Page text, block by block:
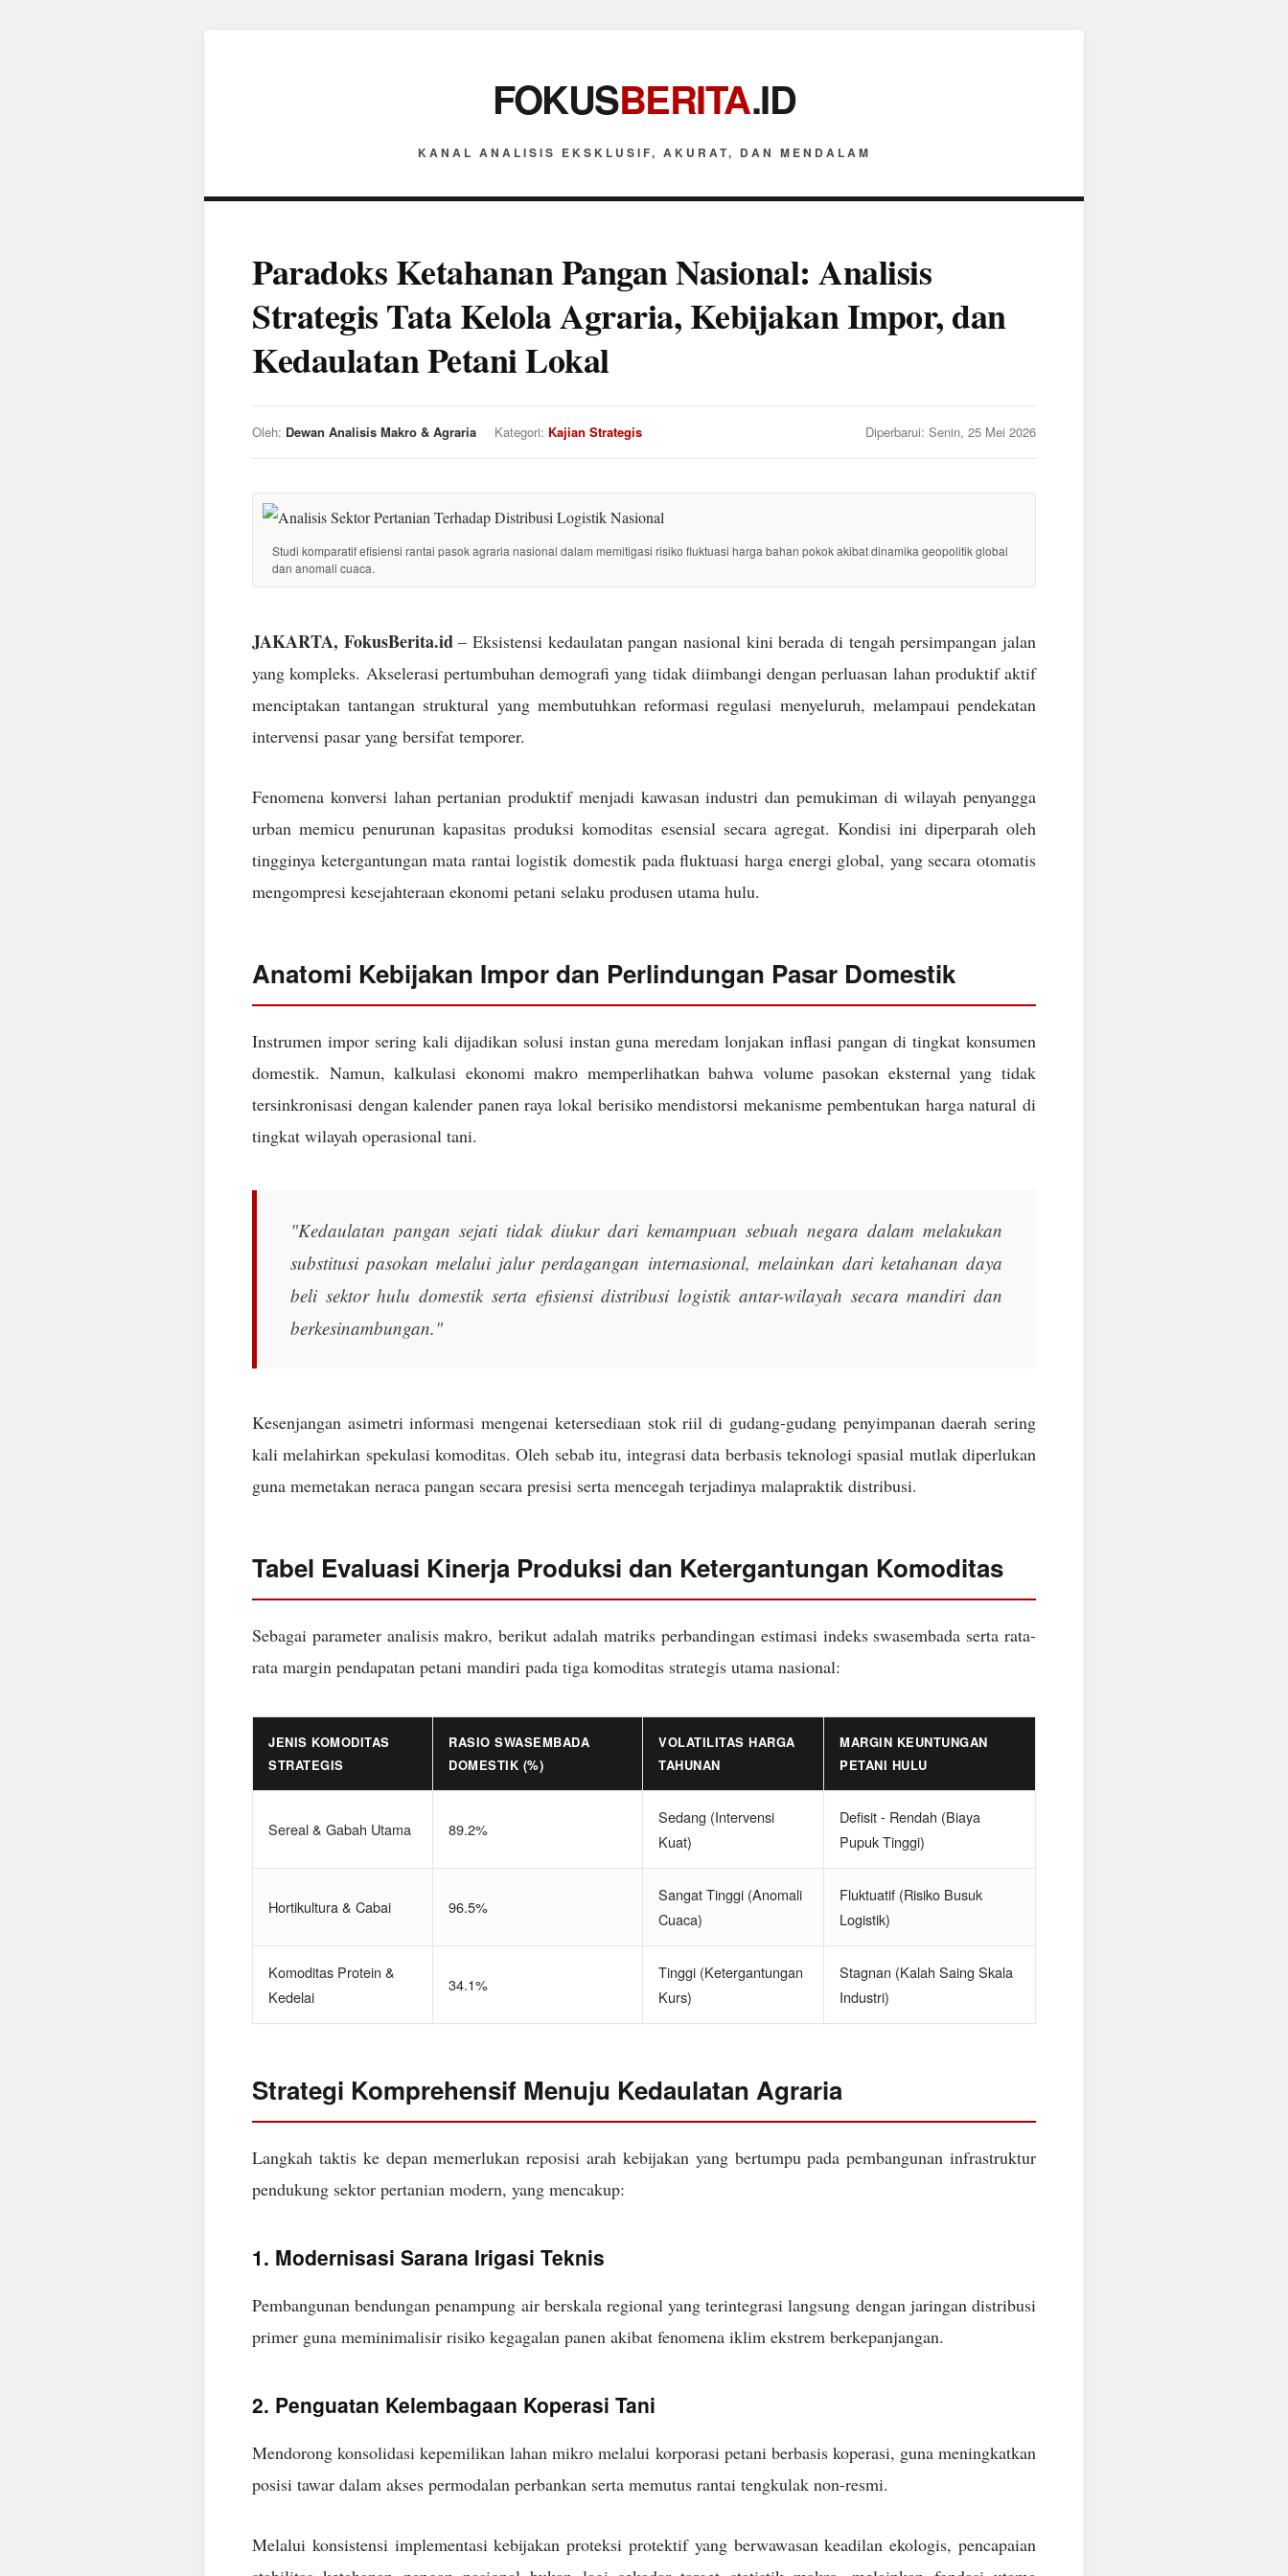
FOKUSBERITA.ID
KANAL ANALISIS EKSKLUSIF, AKURAT, DAN MENDALAM
Paradoks Ketahanan Pangan Nasional: Analisis
Strategis Tata Kelola Agraria, Kebijakan Impor, dan
Kedaulatan Petani Lokal
Oleh: Dewan Analisis Makro & Agraria Kategori: Kajian Strategis Diperbarui: Senin, 25 Mei 2026
Studi komparatif efisiensi rantai pasok agraria nasional dalam memitigasi risiko fluktuasi harga bahan pokok akibat dinamika geopolitik global
dan anomali cuaca.
JAKARTA, FokusBerita.id– Eksistensi kedaulatan pangan nasional kini berada di tengah persimpangan jalan
yang kompleks. Akselerasi pertumbuhan demografi yang tidak diimbangi dengan perluasan lahan produktif aktif
menciptakan tantangan struktural yang membutuhkan reformasi regulasi menyeluruh, melampaui pendekatan
intervensi pasar yang bersifat temporer.
Fenomena konversi lahan pertanian produktif menjadi kawasan industri dan pemukiman di wilayah penyangga
urban memicu penurunan kapasitas produksi komoditas esensial secara agregat. Kondisi ini diperparah oleh
tingginya ketergantungan mata rantai logistik domestik pada fluktuasi harga energi global, yang secara otomatis
mengompresi kesejahteraan ekonomi petani selaku produsen utama hulu.
Anatomi Kebijakan Impor dan Perlindungan Pasar Domestik
Instrumen impor sering kali dijadikan solusi instan guna meredam lonjakan inflasi pangan di tingkat konsumen
domestik. Namun, kalkulasi ekonomi makro memperlihatkan bahwa volume pasokan eksternal yang tidak
tersinkronisasi dengan kalender panen raya lokal berisiko mendistorsi mekanisme pembentukan harga natural di
tingkat wilayah operasional tani.
"Kedaulatan pangan sejati tidak diukur dari kemampuan sebuah negara dalam melakukan
substitusi pasokan melalui jalur perdagangan internasional, melainkan dari ketahanan daya
beli sektor hulu domestik serta efisiensi distribusi logistik antar-wilayah secara mandiri dan
berkesinambungan."
Kesenjangan asimetri informasi mengenai ketersediaan stok riil di gudang-gudang penyimpanan daerah sering
kali melahirkan spekulasi komoditas. Oleh sebab itu, integrasi data berbasis teknologi spasial mutlak diperlukan
guna memetakan neraca pangan secara presisi serta mencegah terjadinya malapraktik distribusi.
Tabel Evaluasi Kinerja Produksi dan Ketergantungan Komoditas
Sebagai parameter analisis makro, berikut adalah matriks perbandingan estimasi indeks swasembada serta rata-
rata margin pendapatan petani mandiri pada tiga komoditas strategis utama nasional:
JENIS KOMODITAS
STRATEGIS
RASIO SWASEMBADA
DOMESTIK (%)
VOLATILITAS HARGA
TAHUNAN
MARGIN KEUNTUNGAN
PETANI HULU
Sereal & Gabah Utama 89.2%
Sedang (Intervensi
Kuat)
Defisit - Rendah (Biaya
Pupuk Tinggi)
Hortikultura & Cabai 96.5%
Sangat Tinggi (Anomali
Cuaca)
Fluktuatif (Risiko Busuk
Logistik)
Komoditas Protein &
Kedelai
34.1%
Tinggi (Ketergantungan
Kurs)
Stagnan (Kalah Saing Skala
Industri)
Strategi Komprehensif Menuju Kedaulatan Agraria
Langkah taktis ke depan memerlukan reposisi arah kebijakan yang bertumpu pada pembangunan infrastruktur
pendukung sektor pertanian modern, yang mencakup:
1. Modernisasi Sarana Irigasi Teknis
Pembangunan bendungan penampung air berskala regional yang terintegrasi langsung dengan jaringan distribusi
primer guna meminimalisir risiko kegagalan panen akibat fenomena iklim ekstrem berkepanjangan.
2. Penguatan Kelembagaan Koperasi Tani
Mendorong konsolidasi kepemilikan lahan mikro melalui korporasi petani berbasis koperasi, guna meningkatkan
posisi tawar dalam akses permodalan perbankan serta memutus rantai tengkulak non-resmi.
Melalui konsistensi implementasi kebijakan proteksi protektif yang berwawasan keadilan ekologis, pencapaian